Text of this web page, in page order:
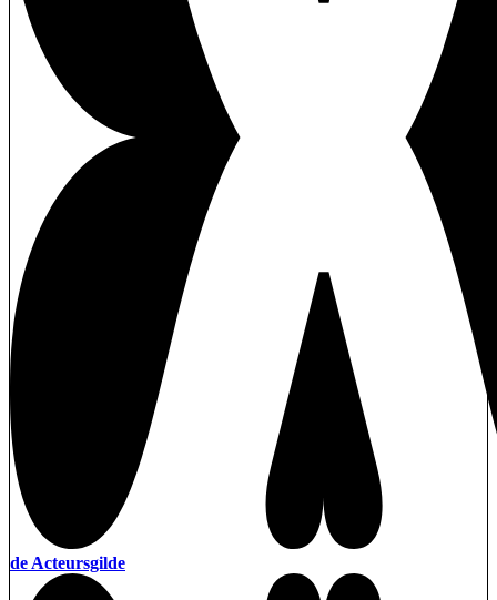
de Acteursgilde